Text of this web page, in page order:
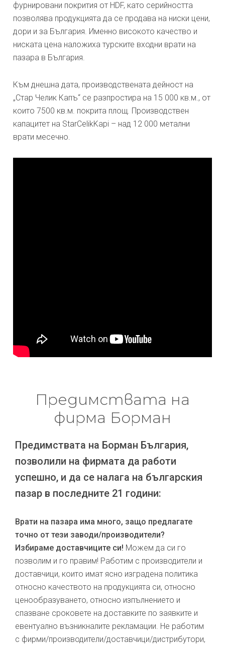
фурнировани покрития от HDF, като серийността
позволява продукцията да се продава на ниски цени,
дори и за България. Именно високото качество и
ниската цена наложиха турските входни врати на
пазара в България.
Към днешна дата, производствената дейност на
„Стар Челик Капъ“ се разпростира на 15 000 кв.м., от
които 7500 кв.м. покрита площ. Производствен
капацитет на StarCelikKapi – над 12 000 метални
врати месечно.
Предимствата на
фирма Борман
Предимствата на Борман България,
позволили на фирмата да работи
успешно, и да се налага на българския
пазар в последните 21 години:
Врати на пазара има много, защо предлагате
точно от тези заводи/производители?
Избираме доставчиците си! Можем да си го
позволим и го правим! Работим с производители и
доставчици, които имат ясно изградена политика
относно качеството на продукцията си, относно
ценообразуването, относно изпълнението и
спазване сроковете на доставките по заявките и
евентуално възникналите рекламации. Не работим
с фирми/производители/доставчици/дистрибутори,